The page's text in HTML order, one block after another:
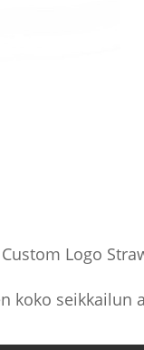
Logo
koko seikkailun